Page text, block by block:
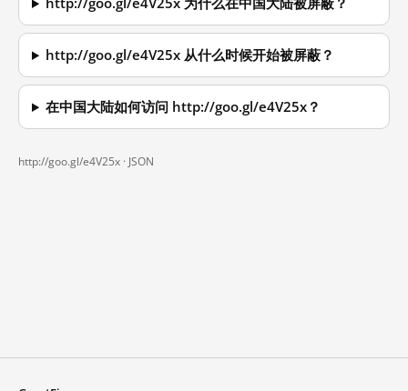
http://goo.gl/e4V25x 从什么时候开始被屏蔽？
在中国大陆如何访问 http://goo.gl/e4V25x？
http://goo.gl/e4V25x · JSON